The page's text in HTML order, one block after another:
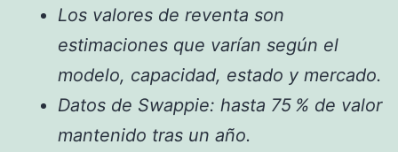
Los valores de reventa son
estimaciones que varían según el
modelo, capacidad, estado y mercado.
Datos de Swappie: hasta 75 % de valor
mantenido tras un año.